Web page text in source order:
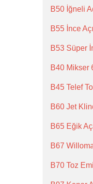
B50 İğneli
B55 İnce
B53 Süper
B40 Mikser
B45 Telef
B60 Jet
B65 Eğik
B67
B70 Toz